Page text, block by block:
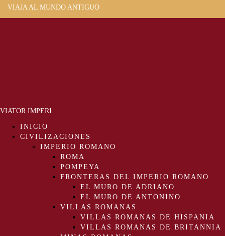
VIAJA AL MUNDO ANTIGUO
VIATOR IMPERI
INICIO
CIVILIZACIONES
IMPERIO ROMANO
ROMA
POMPEYA
FRONTERAS DEL IMPERIO ROMANO
EL MURO DE ADRIANO
EL MURO DE ANTONINO
VILLAS ROMANAS
VILLAS ROMANAS DE HISPANIA
VILLAS ROMANAS DE BRITANNIA